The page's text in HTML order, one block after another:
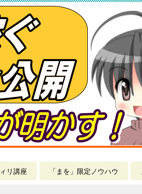
リ講座 「まを」限定ノウハウ